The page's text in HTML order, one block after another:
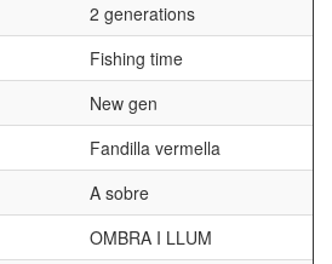
2 generations
Fishing time
New gen
Fandilla vermella
A sobre
OMBRA I LLUM